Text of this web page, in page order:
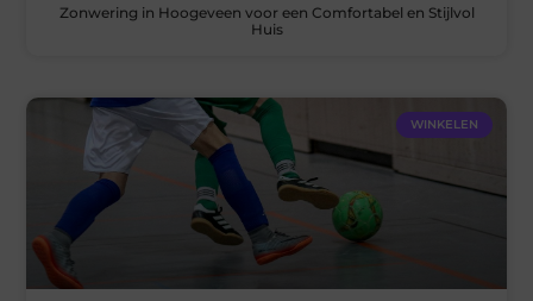
Zonwering in Hoogeveen voor een Comfortabel en Stijlvol
Huis
WINKELEN